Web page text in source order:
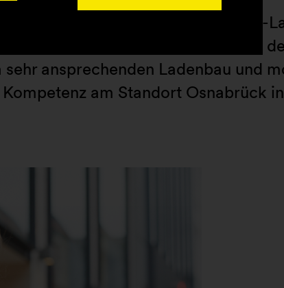
Eigentümer der Immobilie in 1A-
der eine weitere Aufwertung
ansprechenden Ladenbau und
am Standort Osnabrück